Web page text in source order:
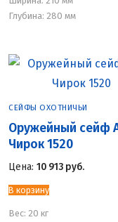
Глубина: 280 мм
СЕЙФЫ ОХОТНИЧЬИ
Оружейный сейф
Чирок 1520
Цена: 10 913 руб.
В корзину
Вес: 20 кг